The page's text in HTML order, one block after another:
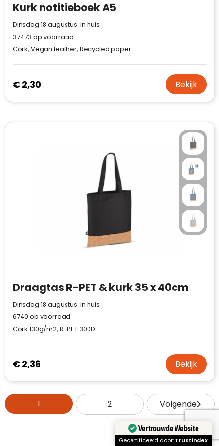
Kurk notitieboek A5
Dinsdag 18 augustus in huis
37473 op voorraad
Cork, Vegan leather, Recycled paper
€ 2,30 Bekijk
Draagtas R-PET & kurk 35 x 40cm
Dinsdag 18 augustus in huis
6740 op voorraad
Cork 130g/m2, R-PET 300D
€ 2,36 Bekijk
1 2 Volgende
Vertrouwde Website